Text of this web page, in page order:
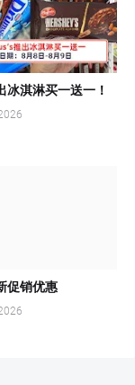
冰淇淋买一送一！
促销优惠